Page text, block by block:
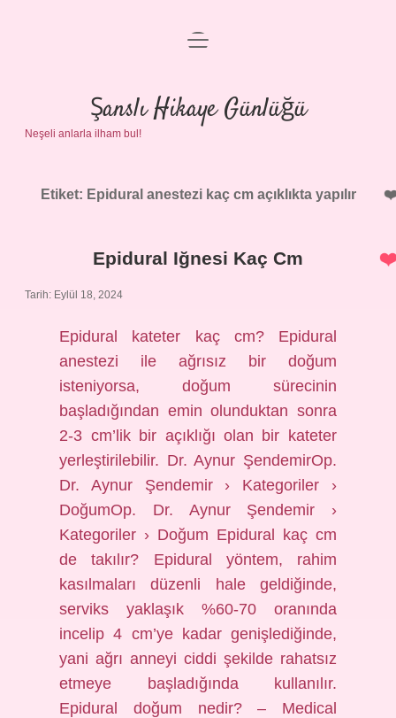
Anasayfa
Gizlilik Politikası
menüyü
Şanslı Hikaye Günlüğü
Neşeli anlarla ilham bul!
Etiket: Epidural anestezi kaç cm açıklıkta yapılır
Epidural Iğnesi Kaç Cm
Tarih: Eylül 18, 2024
Epidural kateter kaç cm? Epidural
anestezi ile ağrısız bir doğum
isteniyorsa, doğum sürecinin
başladığından emin olunduktan sonra
2-3 cm’lik bir açıklığı olan bir kateter
yerleştirilebilir. Dr. Aynur ŞendemirOp.
Dr. Aynur Şendemir › Kategoriler ›
DoğumOp. Dr. Aynur Şendemir ›
Kategoriler › Doğum Epidural kaç cm
de takılır? Epidural yöntem, rahim
kasılmaları düzenli hale geldiğinde,
serviks yaklaşık %60-70 oranında
incelip 4 cm’ye kadar genişlediğinde,
yani ağrı anneyi ciddi şekilde rahatsız
etmeye başladığında kullanılır.
Epidural doğum nedir? – Medical